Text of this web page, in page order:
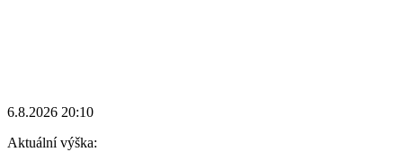
6.8.2026 20:10
Aktuální výška: